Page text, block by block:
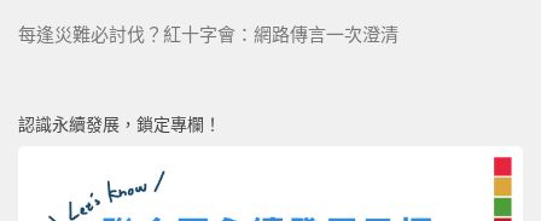
每逢災難必討伐？紅十字會：網路傳言一次澄清
認識永續發展，鎖定專欄！